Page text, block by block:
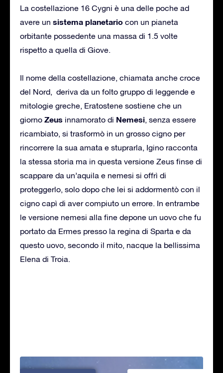
La costellazione 16 Cygni è una delle poche ad
avere un sistema planetario con un pianeta
orbitante possedente una massa di 1.5 volte
rispetto a quella di Giove.
Il nome della costellazione, chiamata anche croce
del Nord, deriva da un folto gruppo di leggende e
mitologie greche, Eratostene sostiene che un
giorno Zeus innamorato di Nemesi, senza essere
ricambiato, si trasformò in un grosso cigno per
rincorrere la sua amata e stuprarla, Igino racconta
la stessa storia ma in questa versione Zeus finse di
scappare da un’aquila e nemesi si offrì di
proteggerlo, solo dopo che lei si addormentò con il
cigno capì di aver compiuto un errore. In entrambe
le versione nemesi alla fine depone un uovo che fu
portato da Ermes presso la regina di Sparta e da
questo uovo, secondo il mito, nacque la bellissima
Elena di Troia.